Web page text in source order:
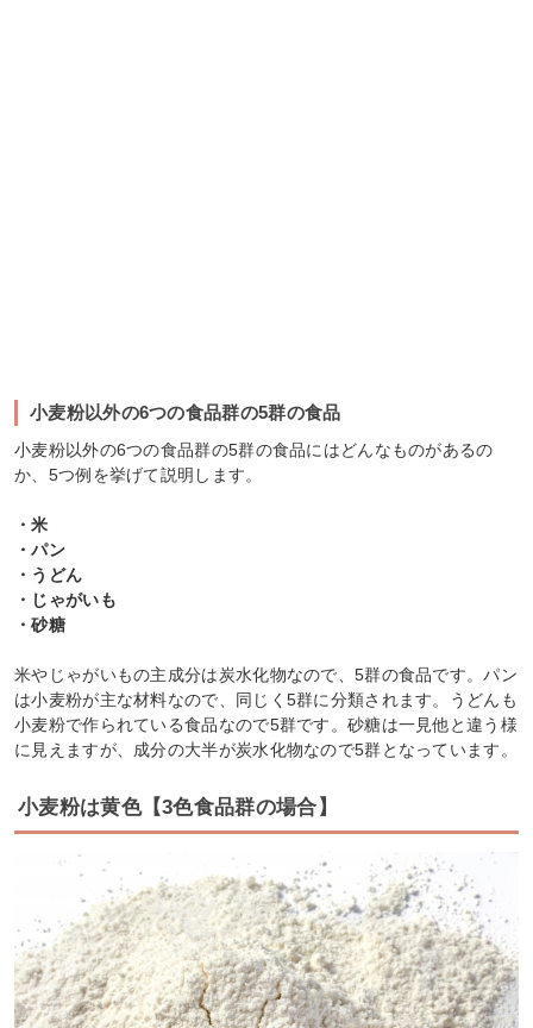
小麦粉以外の6つの食品群の5群の食品
小麦粉以外の6つの食品群の5群の食品にはどんなものがあるの
か、5つ例を挙げて説明します。
・米
・パン
・うどん
・じゃがいも
・砂糖
米やじゃがいもの主成分は炭水化物なので、5群の食品です。パン
は小麦粉が主な材料なので、同じく5群に分類されます。うどんも
小麦粉で作られている食品なので5群です。砂糖は一見他と違う様
に見えますが、成分の大半が炭水化物なので5群となっています。
小麦粉は黄色【3色食品群の場合】